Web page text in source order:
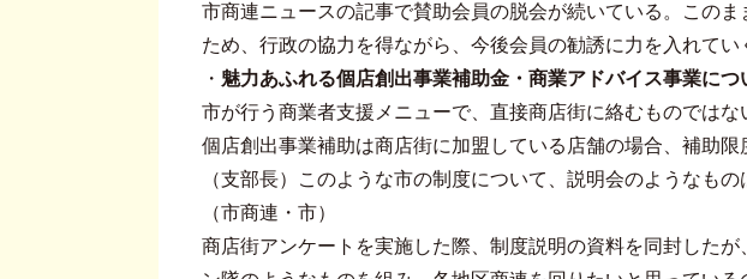
市商連ニュースの記事で賛助会員の脱会が続いている。この
ため、行政の協力を得ながら、今後会員の勧誘に力を入れて
・ 魅力あふれる個店創出事業補助金・商業アドバイス事業につ
市が行う商業者支援メニューで、直接商店街に絡むものでは
個店創出事業補助は商店街に加盟している店舗の場合、補助限
（支部長）このような市の制度について、説明会のようなもの
（市商連・市）
商店街アンケートを実施した際、制度説明の資料を同封した